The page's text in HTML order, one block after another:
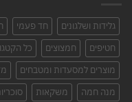
גלידות ושלגונים חד פעמי
חטיפים
חמצוצים כל
מוצרים למסעדות ומטבחים
מנה חמה
משקאות